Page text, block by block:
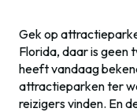
Gek op
Florida, daar is geen
heeft vandaag
attractieparken ter
reizigers vinden. En